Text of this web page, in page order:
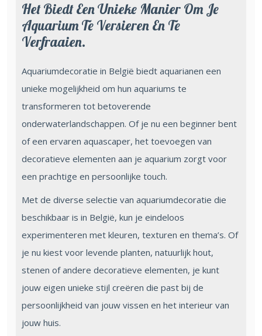
Het Biedt Een Unieke Manier Om Je
Aquarium Te Versieren En Te
Verfraaien.
Aquariumdecoratie in België biedt aquarianen een
unieke mogelijkheid om hun aquariums te
transformeren tot betoverende
onderwaterlandschappen. Of je nu een beginner bent
of een ervaren aquascaper, het toevoegen van
decoratieve elementen aan je aquarium zorgt voor
een prachtige en persoonlijke touch.
Met de diverse selectie van aquariumdecoratie die
beschikbaar is in België, kun je eindeloos
experimenteren met kleuren, texturen en thema’s. Of
je nu kiest voor levende planten, natuurlijk hout,
stenen of andere decoratieve elementen, je kunt
jouw eigen unieke stijl creëren die past bij de
persoonlijkheid van jouw vissen en het interieur van
jouw huis.